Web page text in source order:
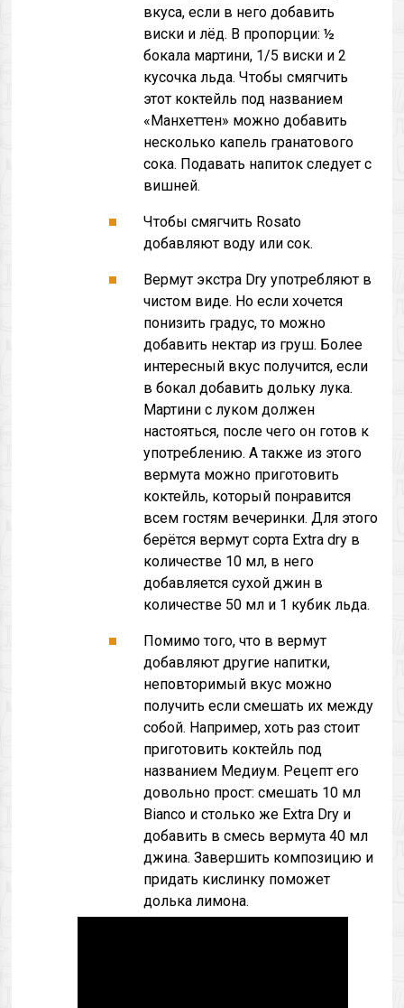
вкуса, если в него добавить
виски и лёд. В пропорции: ½
бокала мартини, 1/5 виски и 2
кусочка льда. Чтобы смягчить
этот коктейль под названием
«Манхеттен» можно добавить
несколько капель гранатового
сока. Подавать напиток следует с
вишней.
Чтобы смягчить Rosato
добавляют воду или сок.
Вермут экстра Dry употребляют в
чистом виде. Но если хочется
понизить градус, то можно
добавить нектар из груш. Более
интересный вкус получится, если
в бокал добавить дольку лука.
Мартини с луком должен
настояться, после чего он готов к
употреблению. А также из этого
вермута можно приготовить
коктейль, который понравится
всем гостям вечеринки. Для этого
берётся вермут сорта Extra dry в
количестве 10 мл, в него
добавляется сухой джин в
количестве 50 мл и 1 кубик льда.
Помимо того, что в вермут
добавляют другие напитки,
неповторимый вкус можно
получить если смешать их между
собой. Например, хоть раз стоит
приготовить коктейль под
названием Медиум. Рецепт его
довольно прост: смешать 10 мл
Bianco и столько же Extra Dry и
добавить в смесь вермута 40 мл
джина. Завершить композицию и
придать кислинку поможет
долька лимона.